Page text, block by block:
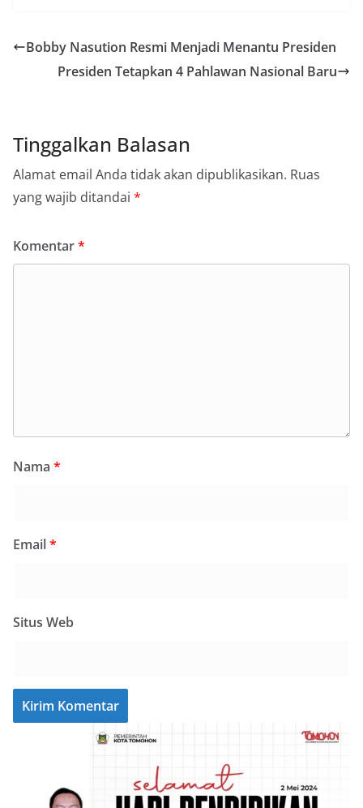
Bobby Nasution Resmi Menjadi Menantu Presiden
Presiden Tetapkan 4 Pahlawan Nasional Baru
Tinggalkan Balasan
Alamat email Anda tidak akan dipublikasikan. Ruas
yang wajib ditandai *
Komentar*
Nama *
Email*
Situs Web